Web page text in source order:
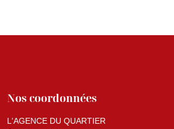
Nos coordonnées
L'AGENCE DU QUARTIER